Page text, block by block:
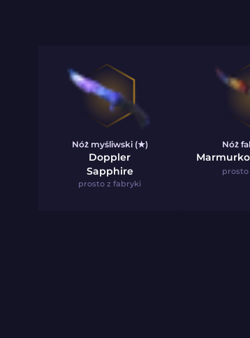
Nóż myśliwski (★)
Doppler
Sapphire
prosto z fabryki
Nóż
prosto